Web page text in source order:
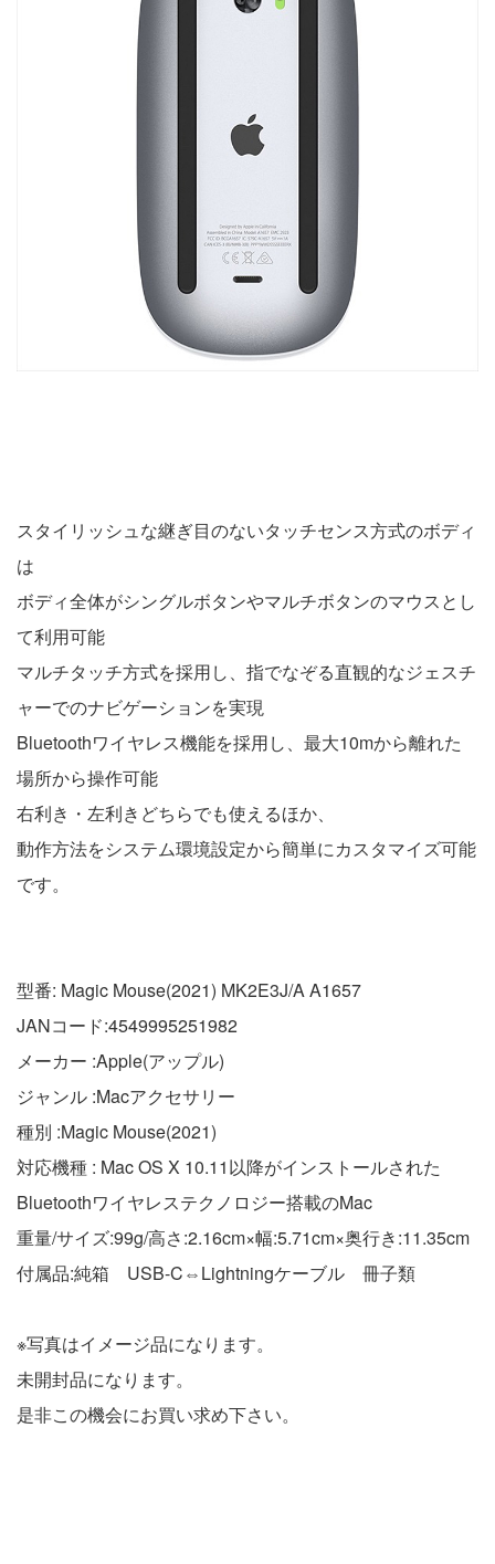
スタイリッシュな継ぎ目のないタッチセンス方式のボディ
は
ボディ全体がシングルボタンやマルチボタンのマウスとし
て利用可能
マルチタッチ方式を採用し、指でなぞる直観的なジェスチ
ャーでのナビゲーションを実現
Bluetoothワイヤレス機能を採用し、最大10mから離れた
場所から操作可能
右利き・左利きどちらでも使えるほか、
動作方法をシステム環境設定から簡単にカスタマイズ可能
です。
型番: Magic Mouse(2021) MK2E3J/A A1657
JANコード:4549995251982
メーカー :Apple(アップル)
ジャンル :Macアクセサリー
種別 :Magic Mouse(2021)
対応機種 : Mac OS X 10.11以降がインストールされた
Bluetoothワイヤレステクノロジー搭載のMac
重量/サイズ:99g/高さ:2.16cm×幅:5.71cm×奥行き:11.35cm
付属品:純箱 USB-C⇔Lightningケーブル 冊子類
※写真はイメージ品になります。
未開封品になります。
是非この機会にお買い求め下さい。